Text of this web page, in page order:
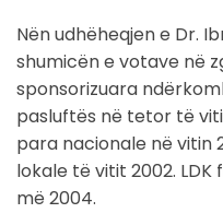
Nën udhëheqjen e Dr.
shumicën e votave në
sponsorizuara
pasluftës në tetor të
para nacionale në vitin
lokale të vitit 2002.
më 2004.